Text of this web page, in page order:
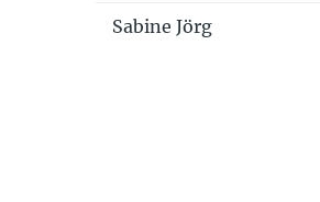
Sabine Jörg